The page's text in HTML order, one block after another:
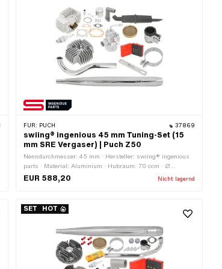
FÜR: PUCH 37869
swiing® ingenious 45 mm Tuning-Set (15
mm SRE Vergaser) | Puch Z50
Nenndurchmesser: 45 mm · Hersteller: swiing® ingenious
parts · Material: Aluminium · Hubraum: 70 ccm · Ø
Kolbenbolzen (B): 12 mm · Anwendungsbereich: Tuning
EUR 588,20 Nicht lagernd
SET HOT